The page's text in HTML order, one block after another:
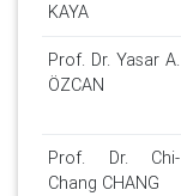
KAYA
Prof. Dr. Yasar A.
ÖZCAN
Prof. Dr. Chi-
Chang CHANG